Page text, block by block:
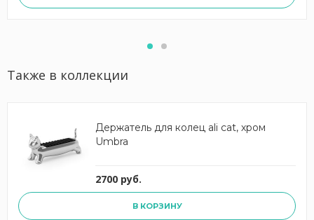
Также в коллекции
Держатель для колец ali cat, хром
Umbra
2700 руб.
В КОРЗИНУ